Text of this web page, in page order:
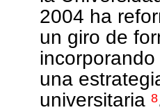
2004 ha
un giro de
una
universitaria 8